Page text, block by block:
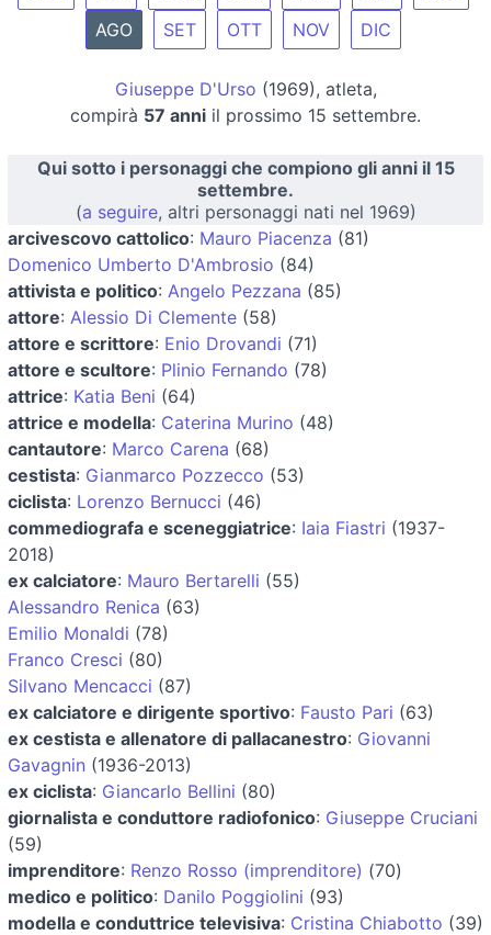
AGO
SET OTT NOV DIC
Giuseppe D'Urso (1969), atleta,
compirà 57 anni il prossimo 15 settembre.
Qui sotto i personaggi che compiono gli anni il 15
settembre.
(a seguire, altri personaggi nati nel 1969)
arcivescovo cattolico: Mauro Piacenza (81)
Domenico Umberto D'Ambrosio (84)
attivista e politico: Angelo Pezzana (85)
attore: Alessio Di Clemente (58)
attore e scrittore: Enio Drovandi (71)
attore e scultore: Plinio Fernando (78)
attrice: Katia Beni (64)
attrice e modella: Caterina Murino (48)
cantautore: Marco Carena (68)
cestista: Gianmarco Pozzecco (53)
ciclista: Lorenzo Bernucci (46)
commediografa e sceneggiatrice: Iaia Fiastri (1937-
2018)
ex calciatore: Mauro Bertarelli (55)
Alessandro Renica (63)
Emilio Monaldi (78)
Franco Cresci (80)
Silvano Mencacci (87)
ex calciatore e dirigente sportivo: Fausto Pari (63)
ex cestista e allenatore di pallacanestro: Giovanni
Gavagnin (1936-2013)
ex ciclista: Giancarlo Bellini (80)
giornalista e conduttore radiofonico: Giuseppe Cruciani
(59)
imprenditore: Renzo Rosso (imprenditore) (70)
medico e politico: Danilo Poggiolini (93)
modella e conduttrice televisiva: Cristina Chiabotto (39)